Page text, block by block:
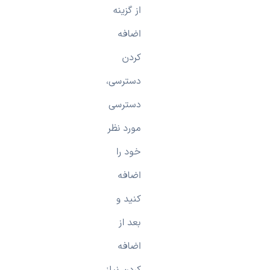
از گزینه
اضافه
کردن
دسترسی،
دسترسی
مورد نظر
خود را
اضافه
کنید و
بعد از
اضافه